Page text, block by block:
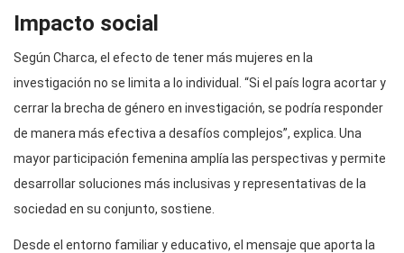
Impacto social
Según Charca, el efecto de tener más mujeres en la
investigación no se limita a lo individual. “Si el país logra acortar y
cerrar la brecha de género en investigación, se podría responder
de manera más efectiva a desafíos complejos”, explica. Una
mayor participación femenina amplía las perspectivas y permite
desarrollar soluciones más inclusivas y representativas de la
sociedad en su conjunto, sostiene.
Desde el entorno familiar y educativo, el mensaje que aporta la